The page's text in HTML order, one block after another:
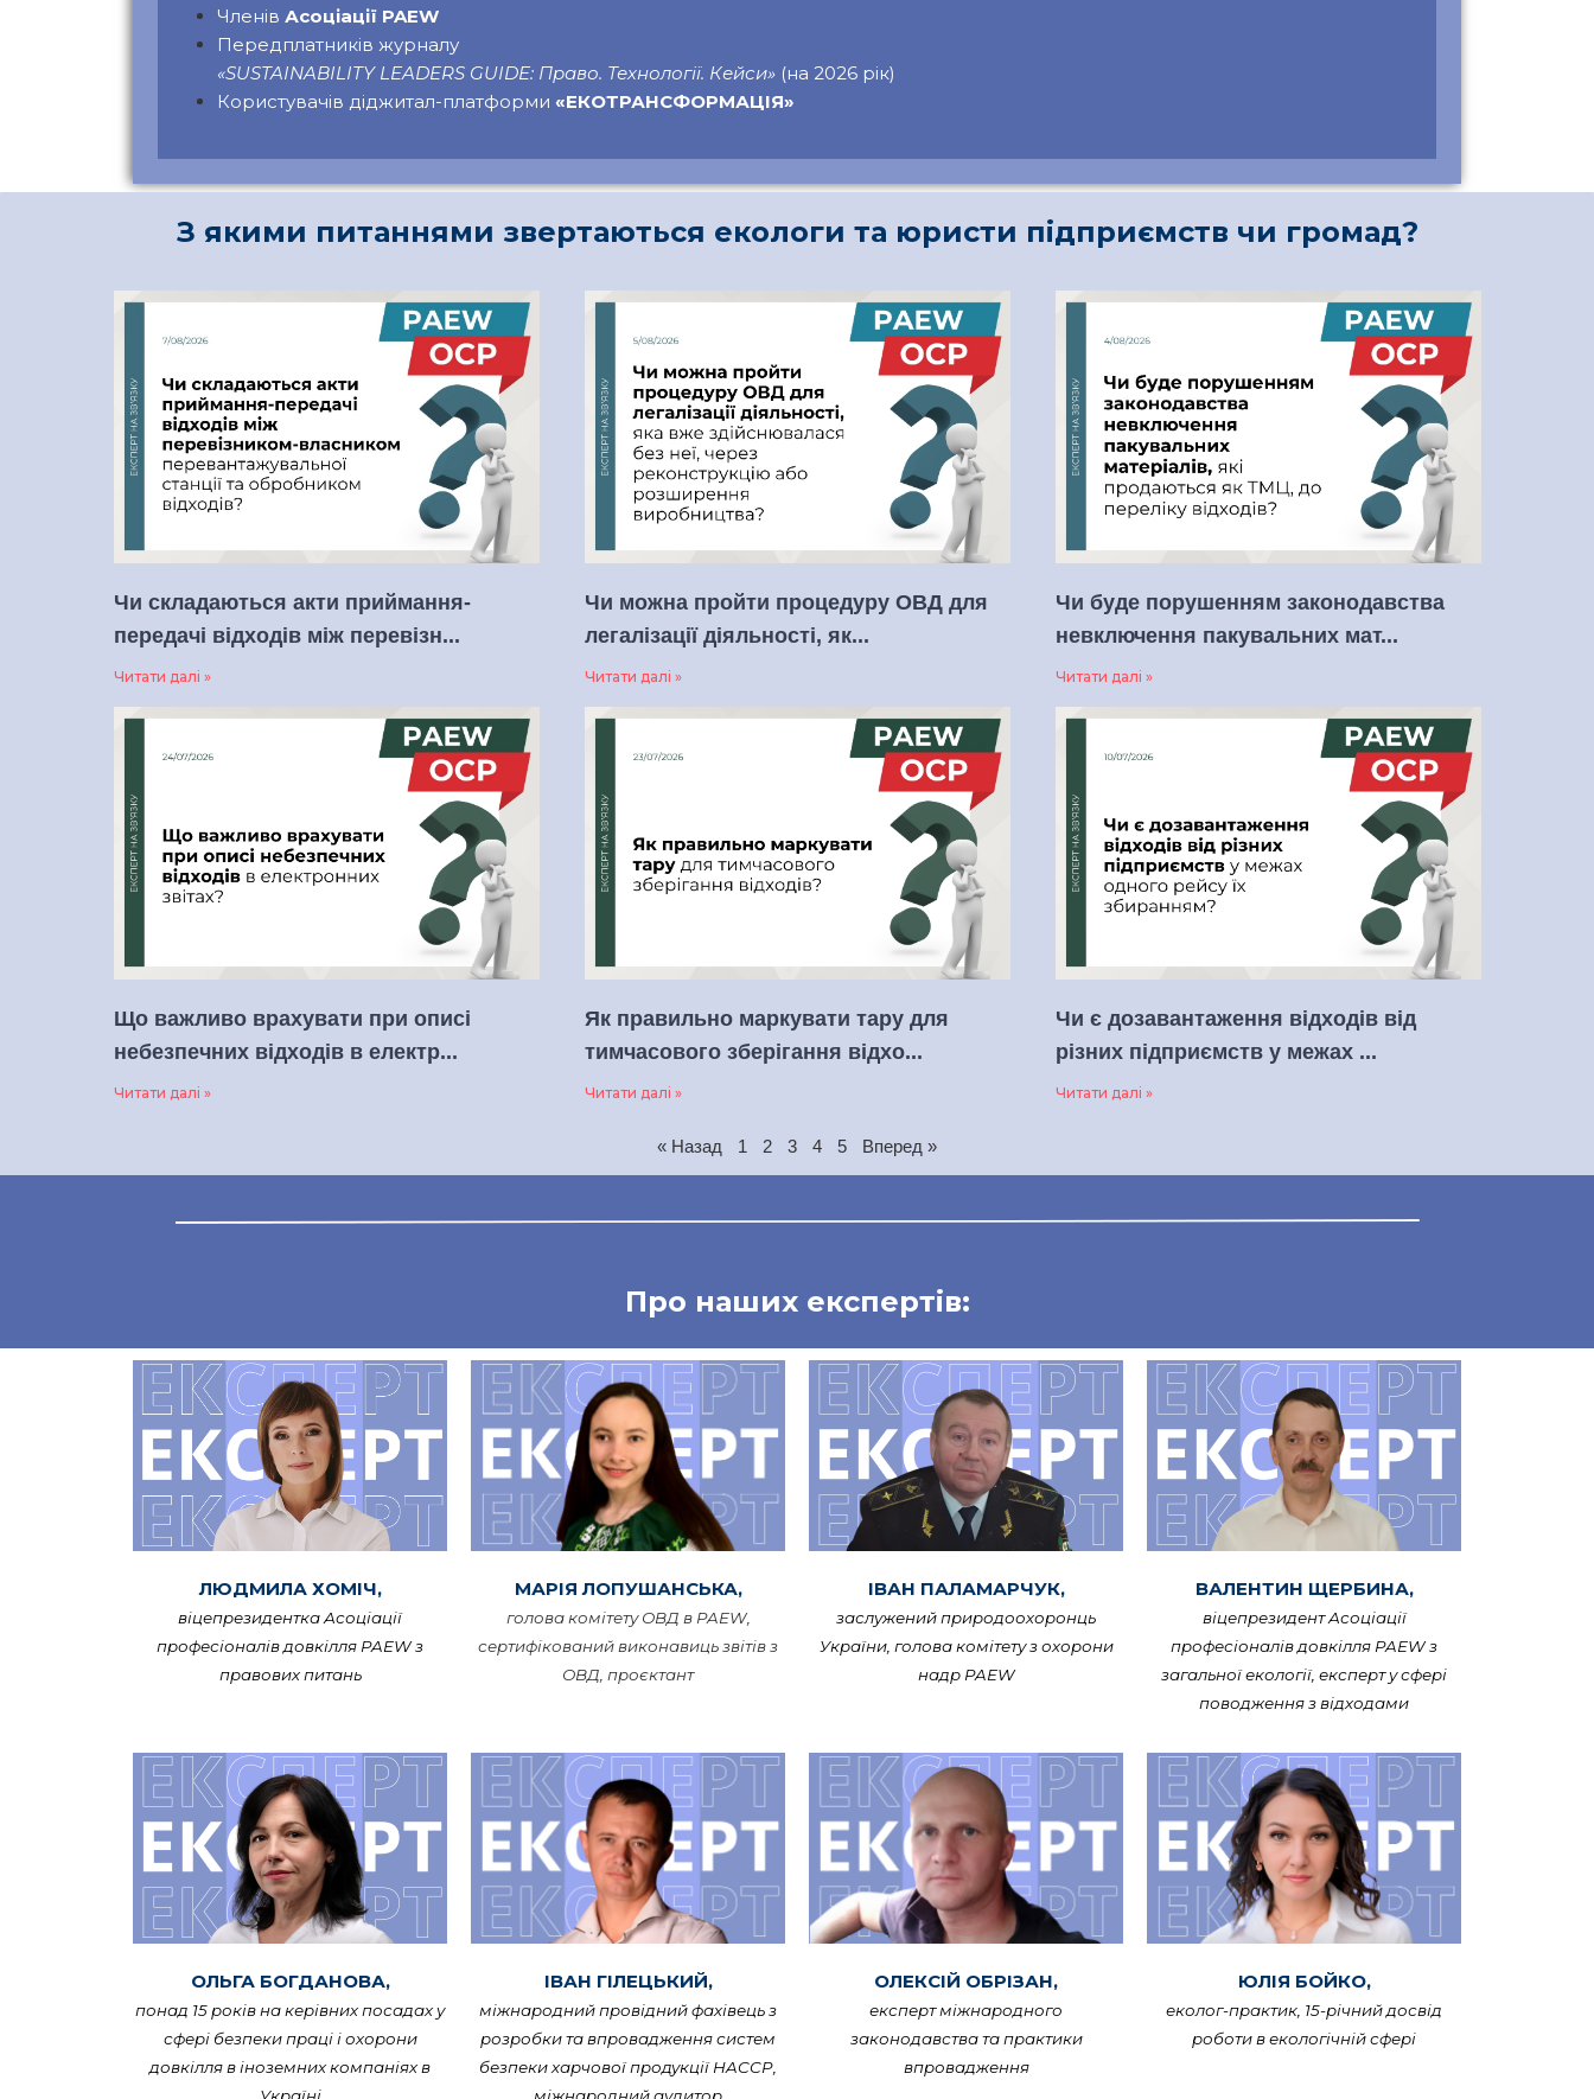
Членів Асоціації PAEW
Передплатників журналу
«SUSTAINABILITY LEADERS GUIDE: Право. Технології. Кейси» (на 2026 рік)
Користувачів діджитал-платформи «ЕКОТРАНСФОРМАЦІЯ»
З якими питаннями звертаються екологи та юристи підприємств чи громад?
Чи складаються акти приймання-
передачі відходів між перевізн...
Читати далі »
Чи можна пройти процедуру ОВД для
легалізації діяльності, як...
Читати далі »
Чи буде порушенням законодавства
невключення пакувальних мат...
Читати далі »
Що важливо врахувати при описі
небезпечних відходів в електр...
Читати далі »
Як правильно маркувати тару для
тимчасового зберігання відхо...
Читати далі »
Чи є дозавантаження відходів від
різних підприємств у межах ...
Читати далі »
« Назад 1 2 3 4 5 Вперед »
Про наших експертів:
ЛЮДМИЛА ХОМІЧ,
віцепрезидентка Асоціації
професіоналів довкілля PAEW з
правових питань
МАРІЯ ЛОПУШАНСЬКА,
голова комітету ОВД в PAEW,
сертифікований виконавиць звітів з
ОВД, проєктант
ІВАН ПАЛАМАРЧУК,
заслужений природоохоронць
України, голова комітету з охорони
надр PAEW
ВАЛЕНТИН ЩЕРБИНА,
віцепрезидент Асоціації
професіоналів довкілля PAEW з
загальної екології, експерт у сфері
поводження з відходами
ОЛЬГА БОГДАНОВА,
понад 15 років на керівних посадах у
сфері безпеки праці і охорони
довкілля в іноземних компаніях в
ІВАН ГІЛЕЦЬКИЙ,
міжнародний провідний фахівець з
розробки та впровадження систем
безпеки харчової продукції HACCP,
ОЛЕКСІЙ ОБРІЗАН,
експерт міжнародного
законодавства та практики
впровадження
ЮЛІЯ БОЙКО,
еколог-практик, 15-річний досвід
роботи в екологічній сфері